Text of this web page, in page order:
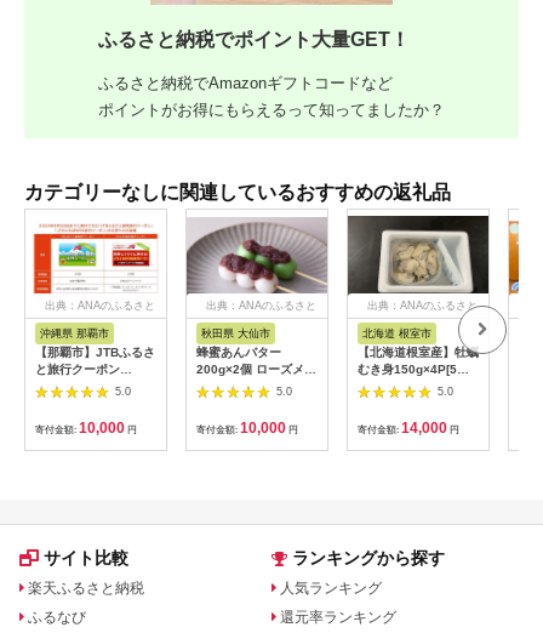
ふるさと納税でポイント大量GET！
ふるさと納税でAmazonギフトコードなど
ポイントがお得にもらえるって知ってましたか？
カテゴリーなしに関連しているおすすめの返礼品
出典：ANAのふるさと
沖縄県 那覇市
【那覇市】JTBふるさ
と旅行クーポン
（3,000円分）有効期
間3年（Eメール発
行）｜旅行 トラベル
予約 国内旅行 JTB 宿
泊 観光 体験 旅行券
人気 おすすめ 旅行ク
ン ネット予約 電話 有
5.0
寄付金額: 10,000 円
出典：ANAのふるさと
秋田県 大仙市
蜂蜜あんバター
200g×2個 ローズメイ
[あんバター はちみ
つ 発酵バター あん
こ 水あめ不使用 秋
田県 大仙市]
5.0
寄付金額: 10,000 円
出典：ANAのふるさと
納税
北海道 根室市
【北海道根室産】牡蠣
むき身150g×4P[5月
下旬以降発送] A-
5.0
寄付金額: 14,000 円
サイト比較
楽天ふるさと納税
ふるなび
ランキングから探す
人気ランキング
還元率ランキング